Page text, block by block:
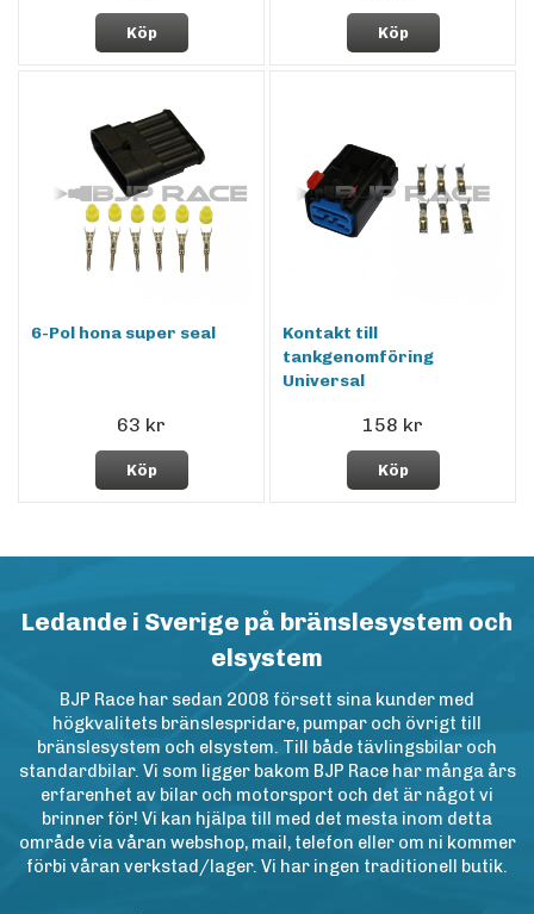
Köp Köp
6-Pol hona super seal
63 kr
Köp
Kontakt till
tankgenomföring
Universal
158 kr
Köp
Ledande i Sverige på bränslesystem och
elsystem
BJP Race har sedan 2008 försett sina kunder med
högkvalitets bränslespridare, pumpar och övrigt till
bränslesystem och elsystem. Till både tävlingsbilar och
standardbilar. Vi som ligger bakom BJP Race har många års
erfarenhet av bilar och motorsport och det är något vi
brinner för! Vi kan hjälpa till med det mesta inom detta
område via våran webshop, mail, telefon eller om ni kommer
förbi våran verkstad/lager. Vi har ingen traditionell butik.